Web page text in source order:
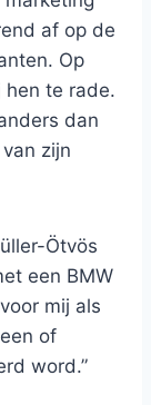
af op de
Op
hen te rade.
dan
zijn
Ötvös
een BMW
mij als
of
word.”